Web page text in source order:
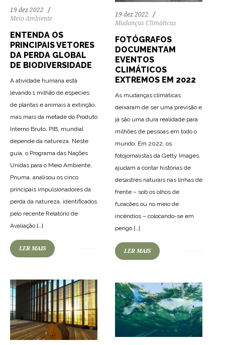
19 dez 2022
Meio Ambiente
ENTENDA OS
PRINCIPAIS VETORES
DA PERDA GLOBAL
DE BIODIVERSIDADE
A atividade humana está
levando 1 milhão de espécies
de plantas e animais à extinção,
mas mais da metade do Produto
Interno Bruto, PIB, mundial
depende da natureza. Neste
guia, o Programa das Nações
Unidas para o Meio Ambiente,
Pnuma, analisou os cinco
principais impulsionadores da
perda da natureza, identificados
pelo recente Relatório de
Avaliação […]
LER MAIS
19 dez 2022
Mudanças Climáticas
FOTÓGRAFOS
DOCUMENTAM
EVENTOS
CLIMÁTICOS
EXTREMOS EM 2022
As mudanças climáticas
deixaram de ser uma previsão e
já são uma dura realidade para
milhões de pessoas em todo o
mundo. Em 2022, os
fotojornalistas da Getty Images,
ajudam a contar histórias de
desastres naturais nas linhas de
frente – sob os olhos de
furacões ou no meio de
incêndios – colocando-se em
perigo […]
LER MAIS